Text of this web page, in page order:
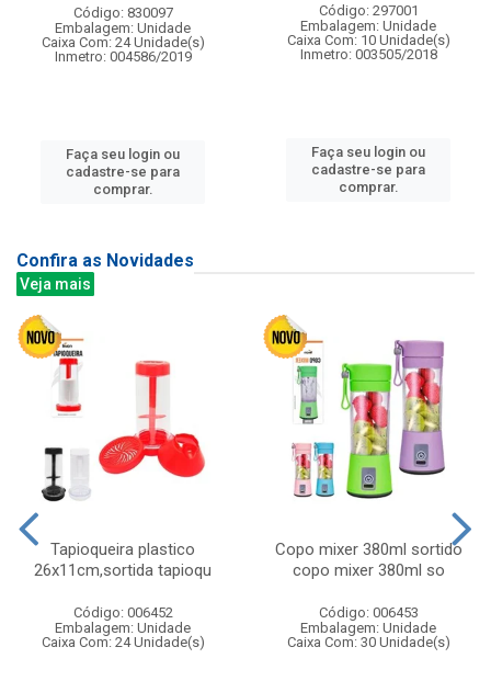
Código: 830097
Embalagem: Unidade
Caixa Com: 24 Unidade(s)
Inmetro: 004586/2019
Faça seu login ou
cadastre-se para
comprar.
Código: 297001
Embalagem: Unidade
Caixa Com: 10 Unidade(s)
Inmetro: 003505/2018
Faça seu login ou
cadastre-se para
comprar.
Confira as Novidades
Veja mais
Tapioqueira plastico
26x11cm,sortida tapioqu
Código: 006452
Embalagem: Unidade
Caixa Com: 24 Unidade(s)
Copo mixer 380ml sortido
copo mixer 380ml so
Código: 006453
Embalagem: Unidade
Caixa Com: 30 Unidade(s)